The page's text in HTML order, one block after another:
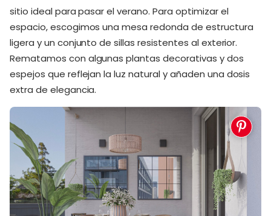
sitio ideal para pasar el verano. Para optimizar el
espacio, escogimos una mesa redonda de estructura
ligera y un conjunto de sillas resistentes al exterior.
Rematamos con algunas plantas decorativas y dos
espejos que reflejan la luz natural y añaden una dosis
extra de elegancia.